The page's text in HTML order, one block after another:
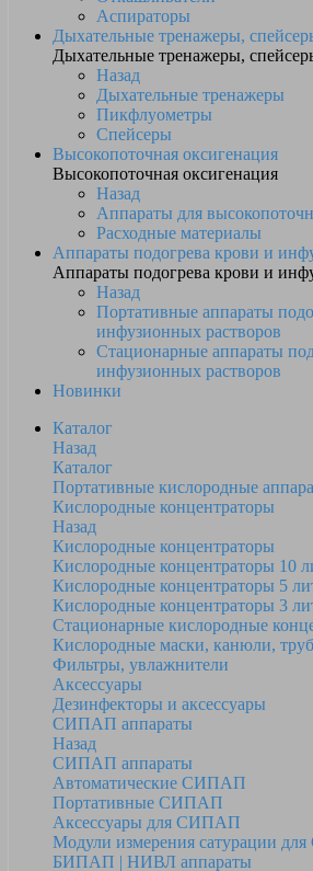
Аспираторы
Дыхательные тренажеры,
Дыхательные тренажеры,
Назад
Дыхательные тренажеры
Пикфлуометры
Спейсеры
Высокопоточная оксигенация
Высокопоточная оксигенация
Назад
Аппараты для
Расходные материалы
Аппараты подогрева крови и
Аппараты подогрева крови и
Назад
Портативные аппараты
инфузионных растворов
Стационарные аппараты
инфузионных растворов
Новинки
Каталог
Назад
Каталог
Портативные кислородные
Кислородные концентраторы
Назад
Кислородные концентраторы
Кислородные концентраторы 10
Кислородные концентраторы 5
Кислородные концентраторы 3
Стационарные кислородные
Кислородные маски, канюли,
Фильтры, увлажнители
Аксессуары
Дезинфекторы и аксессуары
СИПАП аппараты
Назад
СИПАП аппараты
Автоматические СИПАП
Портативные СИПАП
Аксессуары для СИПАП
Модули измерения сатурации для
БИПАП | НИВЛ аппараты